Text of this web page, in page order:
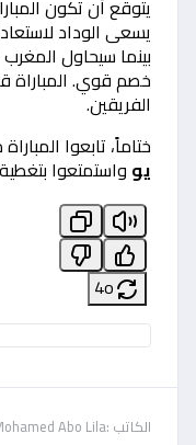
يتوقع أن تكون
يسعى الوداد
بينما سيحاول
خصم قوي. المباراة
الفريقين.
ختاماً، تابعوا
يو واستمتعوا
4o
الكاتب :Mohamed Abo Lila